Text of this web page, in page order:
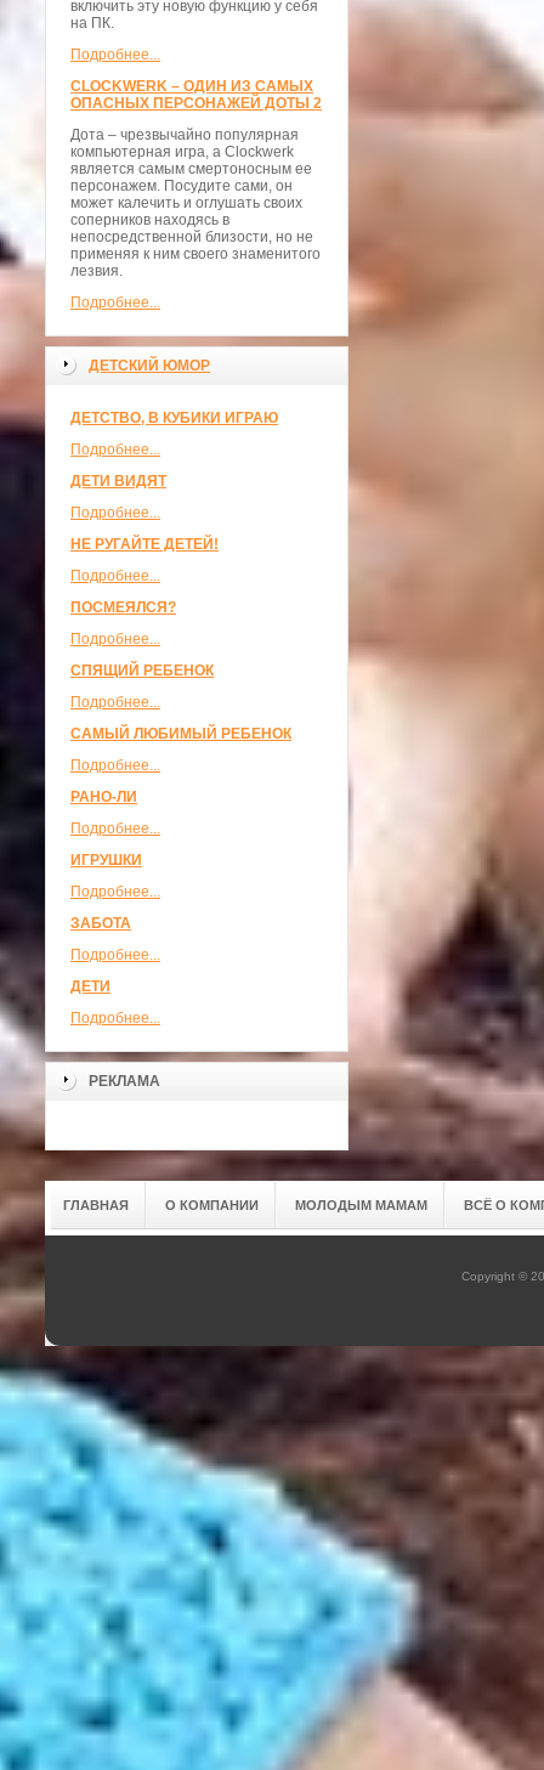
включить эту новую функцию у себя
на ПК.
Подробнее...
CLOCKWERK – ОДИН ИЗ САМЫХ
ОПАСНЫХ ПЕРСОНАЖЕЙ ДОТЫ 2
Дота – чрезвычайно популярная
компьютерная игра, а Clockwerk
является самым смертоносным ее
персонажем. Посудите сами, он
может калечить и оглушать своих
соперников находясь в
непосредственной близости, но не
применяя к ним своего знаменитого
лезвия.
Подробнее...
ДЕТСКИЙ ЮМОР
ДЕТСТВО, В КУБИКИ ИГРАЮ
Подробнее...
ДЕТИ ВИДЯТ
Подробнее...
НЕ РУГАЙТЕ ДЕТЕЙ!
Подробнее...
ПОСМЕЯЛСЯ?
Подробнее...
СПЯЩИЙ РЕБЕНОК
Подробнее...
САМЫЙ ЛЮБИМЫЙ РЕБЕНОК
Подробнее...
РАНО-ЛИ
Подробнее...
ИГРУШКИ
Подробнее...
ЗАБОТА
Подробнее...
ДЕТИ
Подробнее...
РЕКЛАМА
ГЛАВНАЯ О КОМПАНИИ МОЛОДЫМ МАМАМ ВСЁ О
Copyright ©